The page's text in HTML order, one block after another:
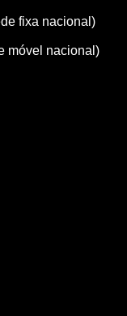
fixa nacional)
móvel nacional)